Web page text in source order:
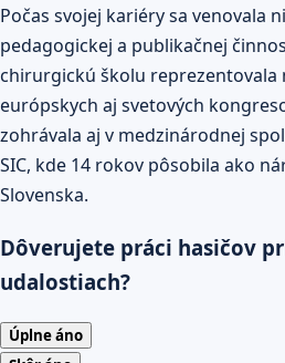
Počas svojej kariéry sa venovala
pedagogickej a publikačnej
chirurgickú školu reprezentovala
európskych aj svetových
zohrávala aj v medzinárodnej
SIC, kde 14 rokov pôsobila ako
Slovenska.
Dôverujete práci hasičov
udalostiach?
Úplne áno